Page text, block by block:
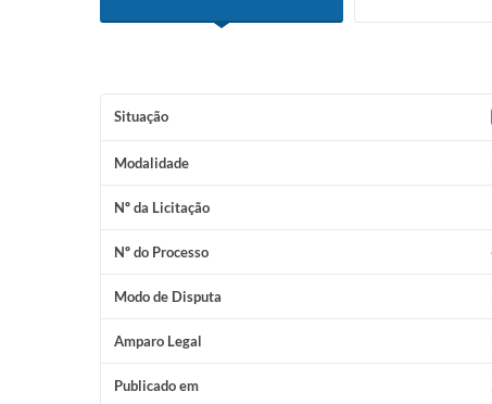
Situação
Modalidade
Nº da Licitação
Nº do Processo
Modo de Disputa
Amparo Legal
Publicado em